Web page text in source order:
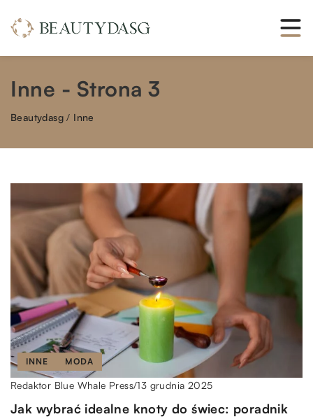
Inne - Strona 3
Beautydasg / Inne
INNE MODA
Redaktor Blue Whale Press/13 grudnia 2025
Jak wybrać idealne knoty do świec: poradnik